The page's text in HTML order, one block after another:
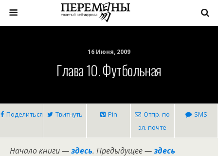
16 Июня, 2009
Глава 10. Футбольная
Поделиться Твитнуть Pin
Отпр. по
эл. почте
SMS
Начало книги —здесь. Предыдущее —здесь